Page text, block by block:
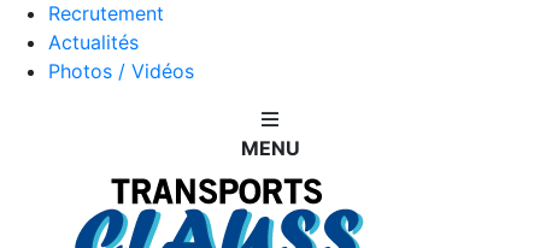
Recrutement
Actualités
Photos / Vidéos
MENU